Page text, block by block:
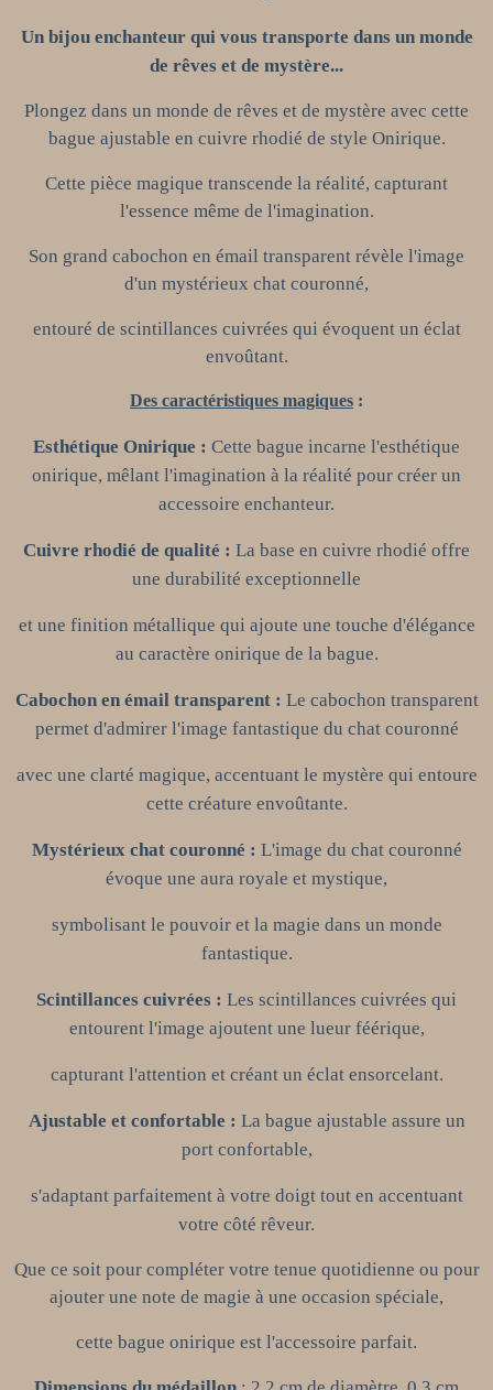
Un bijou enchanteur qui vous transporte dans un monde
de rêves et de mystère...
Plongez dans un monde de rêves et de mystère avec cette
bague ajustable en cuivre rhodié de style Onirique.
Cette pièce magique transcende la réalité, capturant
l'essence même de l'imagination.
Son grand cabochon en émail transparent révèle l'image
d'un mystérieux chat couronné,
entouré de scintillances cuivrées qui évoquent un éclat
envoûtant.
Des caractéristiques magiques :
Esthétique Onirique : Cette bague incarne l'esthétique
onirique, mêlant l'imagination à la réalité pour créer un
accessoire enchanteur.
Cuivre rhodié de qualité : La base en cuivre rhodié offre
une durabilité exceptionnelle
et une finition métallique qui ajoute une touche d'élégance
au caractère onirique de la bague.
Cabochon en émail transparent : Le cabochon transparent
permet d'admirer l'image fantastique du chat couronné
avec une clarté magique, accentuant le mystère qui entoure
cette créature envoûtante.
Mystérieux chat couronné : L'image du chat couronné
évoque une aura royale et mystique,
symbolisant le pouvoir et la magie dans un monde
fantastique.
Scintillances cuivrées : Les scintillances cuivrées qui
entourent l'image ajoutent une lueur féérique,
capturant l'attention et créant un éclat ensorcelant.
Ajustable et confortable : La bague ajustable assure un
port confortable,
s'adaptant parfaitement à votre doigt tout en accentuant
votre côté rêveur.
Que ce soit pour compléter votre tenue quotidienne ou pour
ajouter une note de magie à une occasion spéciale,
cette bague onirique est l'accessoire parfait.